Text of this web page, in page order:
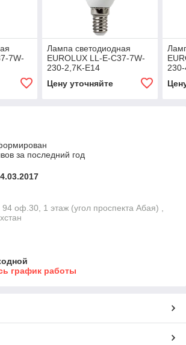
7W-
Лампа светодиодная
EUROLUX LL-E-C37-7W-
230-2,7K-E14
Цену уточняйте
за последний год
94 оф.30, 1 этаж (угол проспекта Абая) ,
график работы